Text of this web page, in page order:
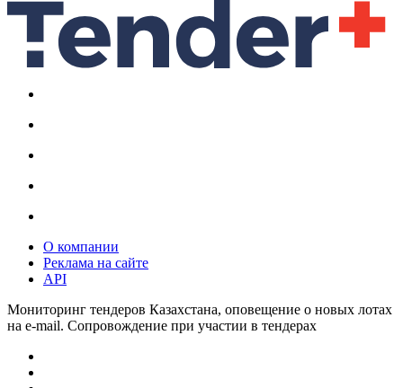
О компании
Реклама на сайте
API
Мониторинг тендеров Казахстана, оповещение о новых лотах
на e-mail. Сопровождение при участии в тендерах